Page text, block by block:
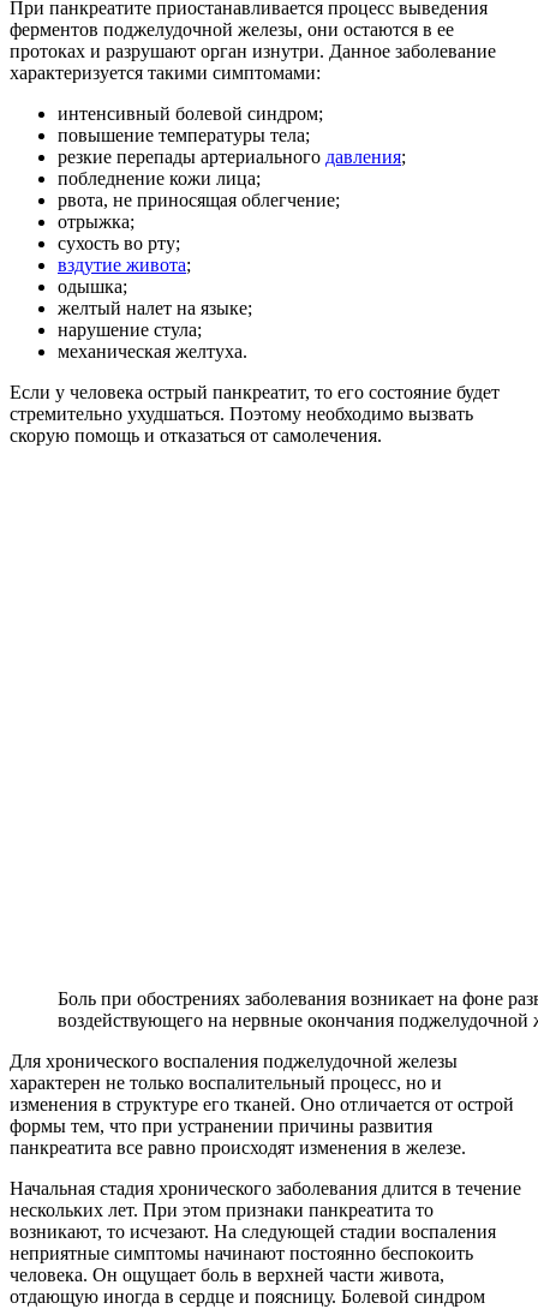
При панкреатите приостанавливается процесс выведения
ферментов поджелудочной железы, они остаются в ее
протоках и разрушают орган изнутри. Данное заболевание
характеризуется такими симптомами:
интенсивный болевой синдром;
повышение температуры тела;
резкие перепады артериального давления;
побледнение кожи лица;
рвота, не приносящая облегчение;
отрыжка;
сухость во рту;
вздутие живота;
одышка;
желтый налет на языке;
нарушение стула;
механическая желтуха.
Если у человека острый панкреатит, то его состояние будет
стремительно ухудшаться. Поэтому необходимо вызвать
скорую помощь и отказаться от самолечения.
Боль при обострениях заболевания возникает на фоне
воздействующего на нервные окончания поджелудочной
Для хронического воспаления поджелудочной железы
характерен не только воспалительный процесс, но и
изменения в структуре его тканей. Оно отличается от острой
формы тем, что при устранении причины развития
панкреатита все равно происходят изменения в железе.
Начальная стадия хронического заболевания длится в течение
нескольких лет. При этом признаки панкреатита то
возникают, то исчезают. На следующей стадии воспаления
неприятные симптомы начинают постоянно беспокоить
человека. Он ощущает боль в верхней части живота,
отдающую иногда в сердце и поясницу. Болевой синдром